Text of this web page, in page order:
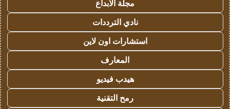
مجلة الابداع
نادي الترددات
استشارات اون لاين
المعارف
هيدب فيديو
رمح التقنية